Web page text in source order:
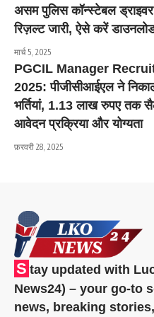
असम पुलिस कॉन्स्टेबल ड्राइवर
रिज़ल्ट जारी, ऐसे करें
मार्च 5, 2025
PGCIL Manager
2025: पीजीसीआईएल ने
भर्तियां, 1.13 लाख रुपए तक
आवेदन प्रक्रिया और योग्यता
फ़रवरी 28, 2025
S tay updated with
News24) – your go-to
news, breaking